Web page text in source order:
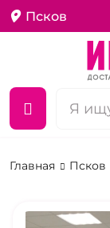
Псков
Главная Псков